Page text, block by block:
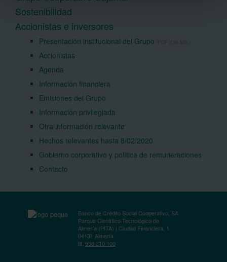
Sostenibilidad
Accionistas e inversores
Presentación institucional del Grupo
Accionistas
Agenda
Información financiera
Emisiones del Grupo
Información privilegiada
Otra información relevante
Hechos relevantes hasta 8/02/2020
Gobierno corporativo y política de remuneraciones
Contacto
Banco de Crédito Social Cooperativo, SA
Parque Científico-Tecnológico de
Almería (PITA) | Ciudad Financiera, 1
04131 Almería
tlf.950 210 100